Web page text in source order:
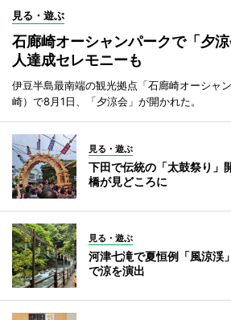
見る・遊ぶ
石廊崎オーシャンパークで「夕
人達成セレモニーも
伊豆半島最南端の観光拠点「石廊崎オーシャ
崎）で8月1日、「夕涼会」が開かれた。
見る・遊ぶ
下田で伝統の「太鼓祭り
橋が見どころに
見る・遊ぶ
河津七滝で夏恒例「風涼
で涼を演出